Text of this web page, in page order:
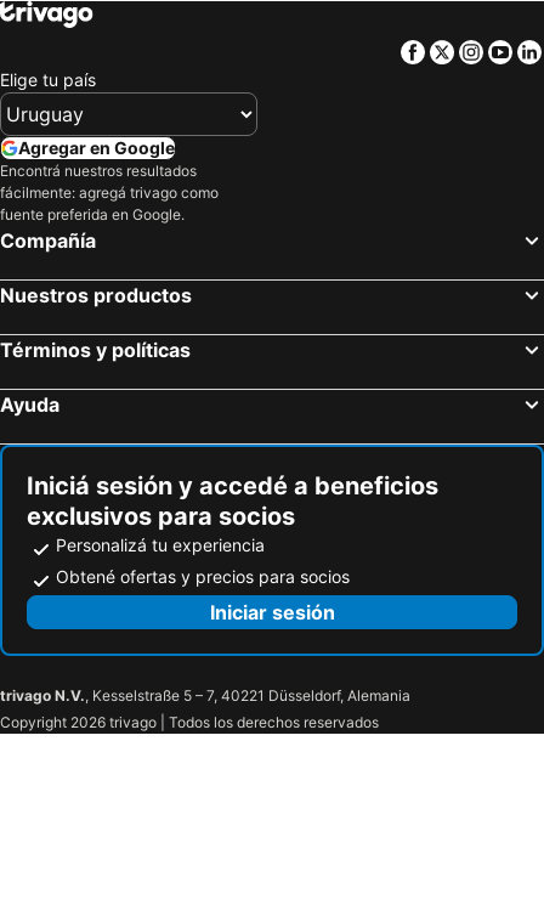
Tejeda, bed and breakfasts
Facebook
Twitter
Elige tu país
Agregar en Google
Encontrá nuestros resultados
fácilmente: agregá trivago como
fuente preferida en Google.
Compañía
Nuestros productos
Términos y políticas
Ayuda
Iniciá sesión y accedé a beneficios
exclusivos para socios
Personalizá tu experiencia
Obtené ofertas y precios para socios
Iniciar sesión
trivago N.V., Kesselstraße 5 – 7, 40221 Düsseldorf, Alemania
Copyright 2026 trivago | Todos los derechos reservados